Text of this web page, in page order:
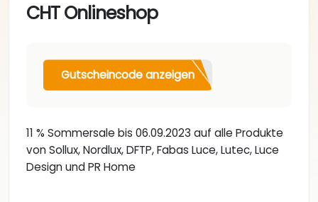
CHT Onlineshop
Gutscheincode anzeigen
11 % Sommersale bis 06.09.2023 auf alle Produkte
von Sollux, Nordlux, DFTP, Fabas Luce, Lutec, Luce
Design und PR Home